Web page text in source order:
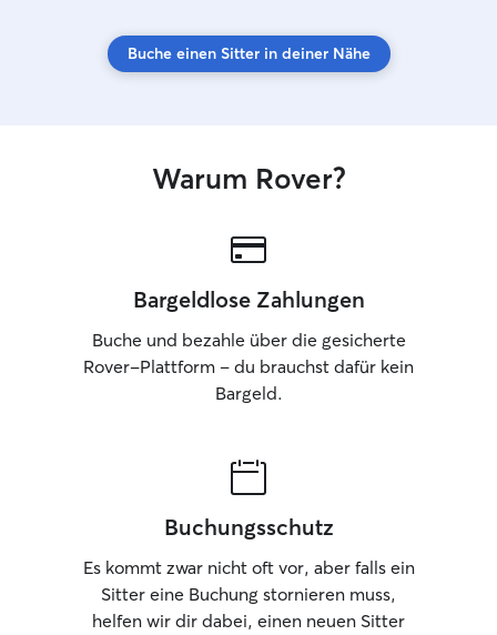
Buche einen Sitter in deiner Nähe
Warum Rover?
Bargeldlose Zahlungen
Buche und bezahle über die gesicherte
Rover-Plattform – du brauchst dafür kein
Bargeld.
Buchungsschutz
Es kommt zwar nicht oft vor, aber falls ein
Sitter eine Buchung stornieren muss,
helfen wir dir dabei, einen neuen Sitter